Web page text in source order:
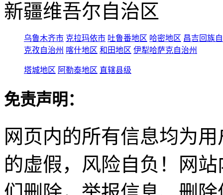
新疆维吾尔自治区
乌鲁木齐市 克拉玛依市 吐鲁番地区 哈密地区 昌吉回族
克孜自治州 喀什地区 和田地区 伊犁哈萨克自治州
塔城地区 阿勒泰地区 直辖县级
免责声明：
网页内的所有信息均为
的虚假，风险自负！网